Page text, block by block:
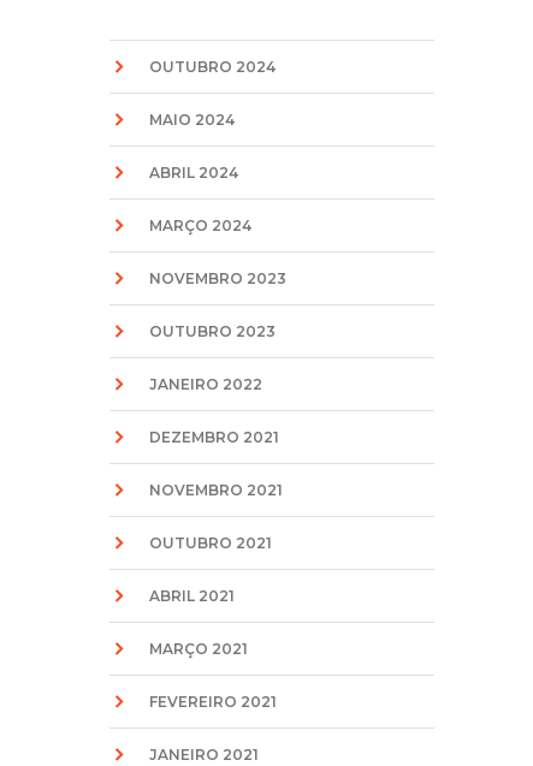
OUTUBRO 2024
MAIO 2024
ABRIL 2024
MARÇO 2024
NOVEMBRO 2023
OUTUBRO 2023
JANEIRO 2022
DEZEMBRO 2021
NOVEMBRO 2021
OUTUBRO 2021
ABRIL 2021
MARÇO 2021
FEVEREIRO 2021
JANEIRO 2021